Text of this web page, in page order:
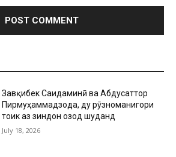
Завқибек Саидаминӣ ва Абдусаттор
Пирмуҳаммадзода, ду рӯзноманигори
тоҷик аз зиндон озод шуданд
July 18, 2026